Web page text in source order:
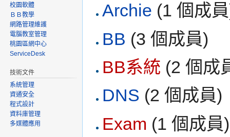
Archie (1 個成
BB ‏‎ (3 個成員)
BB系統 (2 個成
DNS ‏‎ (2 個成員)
Exam ‏‎ (1 個成員)
校園軟體
ＢＢ教學
網路管理維護
電腦教室管理
桃園區網中心
ServiceDesk
技術文件
系統管理
資通安全
程式設計
資料庫管理
多媒體應用